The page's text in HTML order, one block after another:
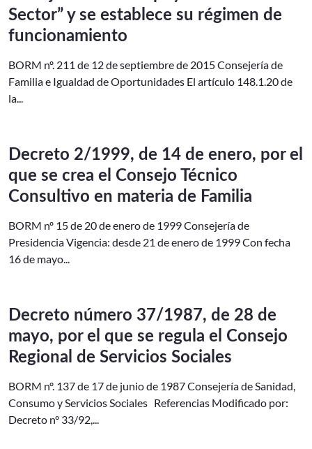
Sector” y se establece su régimen de
funcionamiento
BORM nº. 211 de 12 de septiembre de 2015 Consejería de
Familia e Igualdad de Oportunidades El artículo 148.1.20 de
la...
Decreto 2/1999, de 14 de enero, por el
que se crea el Consejo Técnico
Consultivo en materia de Familia
BORM nº 15 de 20 de enero de 1999 Consejería de
Presidencia Vigencia: desde 21 de enero de 1999 Con fecha
16 de mayo...
Decreto número 37/1987, de 28 de
mayo, por el que se regula el Consejo
Regional de Servicios Sociales
BORM nº. 137 de 17 de junio de 1987 Consejería de Sanidad,
Consumo y Servicios Sociales Referencias Modificado por:
Decreto n° 33/92,...